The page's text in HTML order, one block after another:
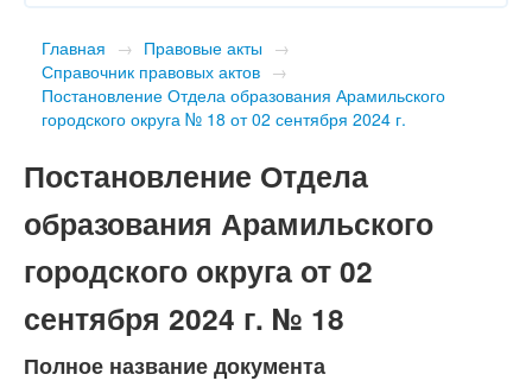
Главная → Правовые акты →
Справочник правовых актов →
Постановление Отдела образования Арамильского
городского округа № 18 от 02 сентября 2024 г.
Постановление Отдела
образования Арамильского
городского округа от 02
сентября 2024 г. № 18
Полное название документа